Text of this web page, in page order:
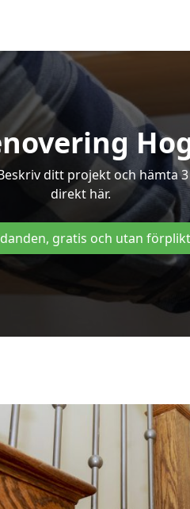
ditt projekt och hämta
direkt här.
gratis och utan